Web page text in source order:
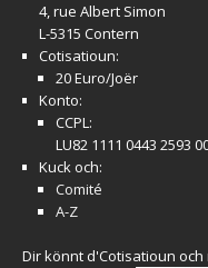
4, rue Albert Simon
L-5315 Contern
Cotisatioun:
20 Euro/Joër
Konto:
CCPL:
LU82 1111 0443 2593
Kuck och:
Comité
A-Z
Dir könnt d'Cotisatioun